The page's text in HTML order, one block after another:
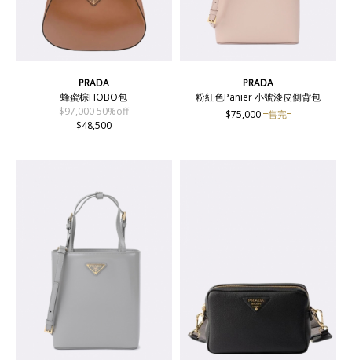
PRADA
蜂蜜棕HOBO包
$97,00050%off
$48,500
PRADA
粉紅色Panier 小號漆皮側背包
$75,000 售完